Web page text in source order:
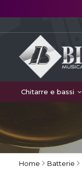
Chitarre e bassi
Home Batterie